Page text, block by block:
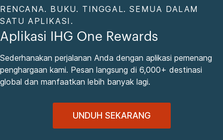
RENCANA. BUKU. TINGGAL. SEMUA DALAM
SATU APLIKASI.
Aplikasi IHG One Rewards
Sederhanakan perjalanan Anda dengan aplikasi pemenang
penghargaan kami. Pesan langsung di 6,000+ destinasi
global dan manfaatkan lebih banyak lagi.
UNDUH SEKARANG